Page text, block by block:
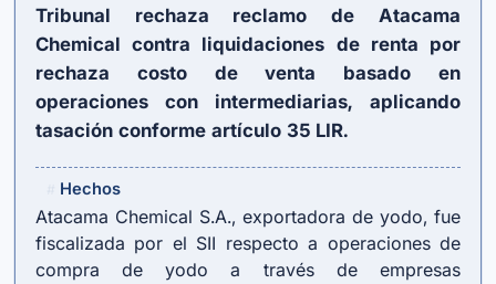
Tribunal rechaza reclamo de Atacama
Chemical contra liquidaciones de renta por
rechaza costo de venta basado en
operaciones con intermediarias, aplicando
tasación conforme artículo 35 LIR.
Hechos
Atacama Chemical S.A., exportadora de yodo, fue
fiscalizada por el SII respecto a operaciones de
compra de yodo a través de empresas